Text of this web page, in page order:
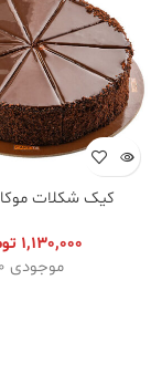
کیک شکلات موکا ۱۰ برش
1,130,000
موجودی 0